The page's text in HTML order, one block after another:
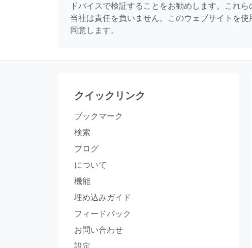
ドバイスで検証することをお勧めします。これ
当社は責任を負いません。このウェブサイトを
同意します。
クイックリンク
ブックマーク
検索
ブログ
について
機能
埋め込みガイド
フィードバック
お問い合わせ